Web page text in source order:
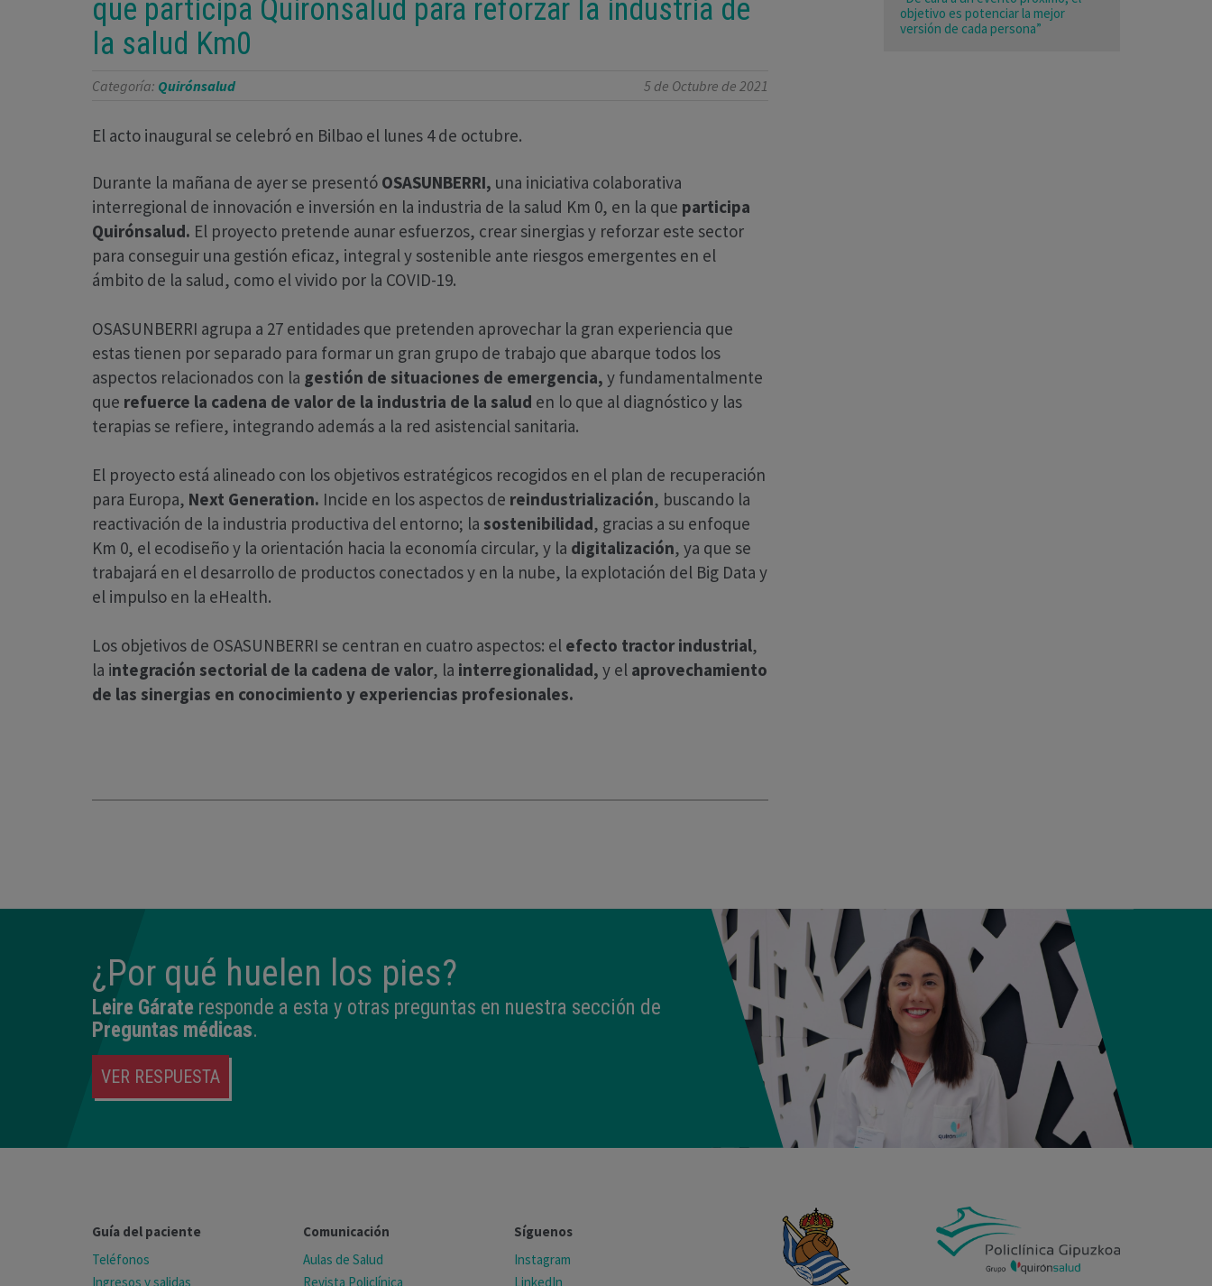
que participa Quirónsalud para reforzar la industria de
la salud Km0
Categoría: Quirónsalud 5 de Octubre de 2021
El acto inaugural se celebró en Bilbao el lunes 4 de octubre.
Durante la mañana de ayer se presentó OSASUNBERRI, una iniciativa colaborativa
interregional de innovación e inversión en la industria de la salud Km 0, en la que participa
Quirónsalud. El proyecto pretende aunar esfuerzos, crear sinergias y reforzar este sector
para conseguir una gestión eficaz, integral y sostenible ante riesgos emergentes en el
ámbito de la salud, como el vivido por la COVID-19.
OSASUNBERRI agrupa a 27 entidades que pretenden aprovechar la gran experiencia que
estas tienen por separado para formar un gran grupo de trabajo que abarque todos los
aspectos relacionados con la gestión de situaciones de emergencia, y fundamentalmente
que refuerce la cadena de valor de la industria de la salud en lo que al diagnóstico y las
terapias se refiere, integrando además a la red asistencial sanitaria.
El proyecto está alineado con los objetivos estratégicos recogidos en el plan de recuperación
para Europa, Next Generation. Incide en los aspectos de reindustrialización, buscando la
reactivación de la industria productiva del entorno; la sostenibilidad, gracias a su enfoque
Km 0, el ecodiseño y la orientación hacia la economía circular, y la digitalización, ya que se
trabajará en el desarrollo de productos conectados y en la nube, la explotación del Big Data y
el impulso en la eHealth.
Los objetivos de OSASUNBERRI se centran en cuatro aspectos: el efecto tractor industrial,
la integración sectorial de la cadena de valor, la interregionalidad, y el aprovechamiento
de las sinergias en conocimiento y experiencias profesionales.
objetivo es potenciar la mejor
versión de cada persona”
¿Por qué huelen los pies?
Leire Gárate responde a esta y otras preguntas en nuestra sección de
Preguntas médicas.
VER RESPUESTA
Guía del paciente
Teléfonos
Ingresos y salidas
Comunicación
Aulas de Salud
Revista Policlínica
Síguenos
Instagram
LinkedIn